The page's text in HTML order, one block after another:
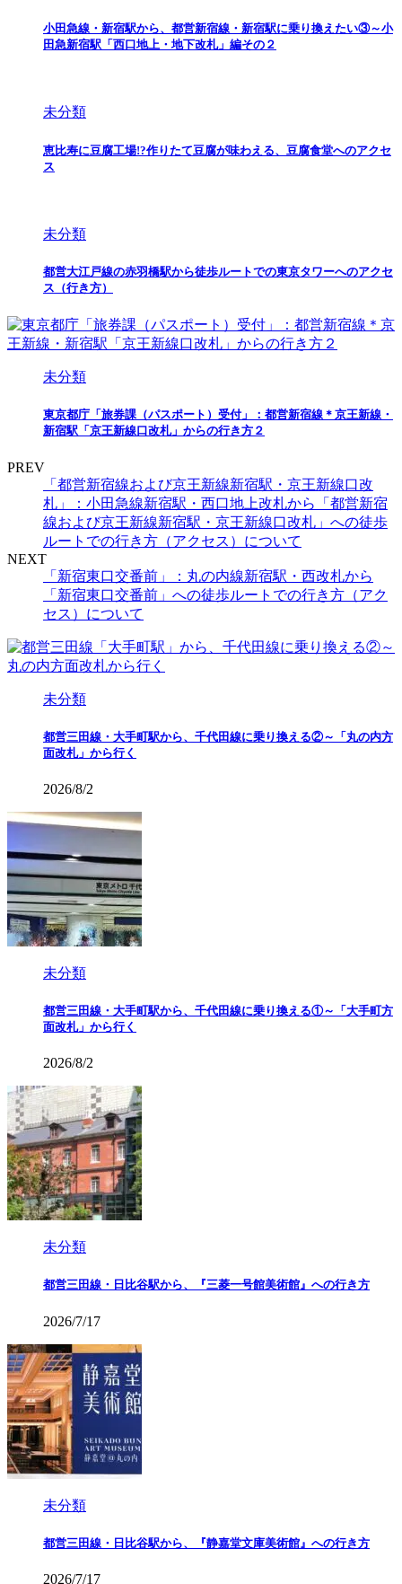
小田急線・新宿駅から、都営新宿線・新宿駅に乗り換えたい③～小
田急新宿駅「西口地上・地下改札」編その２
未分類
恵比寿に豆腐工場!?作りたて豆腐が味わえる、豆腐食堂へのアクセ
ス
未分類
都営大江戸線の赤羽橋駅から徒歩ルートでの東京タワーへのアクセ
ス（行き方）
未分類
東京都庁「旅券課（パスポート）受付」：都営新宿線＊京王新線・
新宿駅「京王新線口改札」からの行き方２
PREV
「都営新宿線および京王新線新宿駅・京王新線口改
札」：小田急線新宿駅・西口地上改札から「都営新宿
線および京王新線新宿駅・京王新線口改札」への徒歩
ルートでの行き方（アクセス）について
NEXT
「新宿東口交番前」：丸の内線新宿駅・西改札から
「新宿東口交番前」への徒歩ルートでの行き方（アク
セス）について
未分類
都営三田線・大手町駅から、千代田線に乗り換える②～「丸の内方
面改札」から行く
2026/8/2
未分類
都営三田線・大手町駅から、千代田線に乗り換える①～「大手町方
面改札」から行く
2026/8/2
未分類
都営三田線・日比谷駅から、『三菱一号館美術館』への行き方
2026/7/17
未分類
都営三田線・日比谷駅から、『静嘉堂文庫美術館』への行き方
2026/7/17